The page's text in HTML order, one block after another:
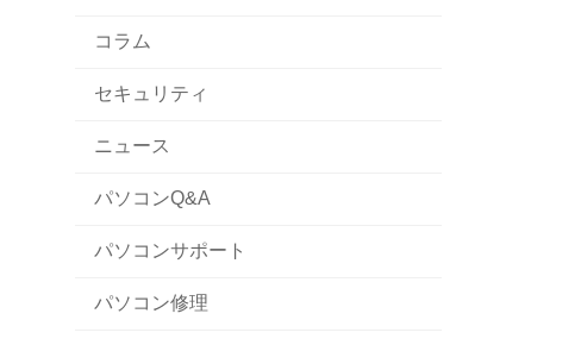
コラム
セキュリティ
ニュース
パソコンQ&A
パソコンサポート
パソコン修理